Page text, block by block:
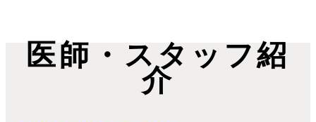
医師・スタッフ紹
介